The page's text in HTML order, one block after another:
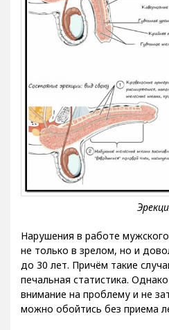
Нарушения в работе
не только в зрелом, но и
до 30 лет. Причём такие
печальная статистика.
внимание на проблему и не
можно обойтись без приема